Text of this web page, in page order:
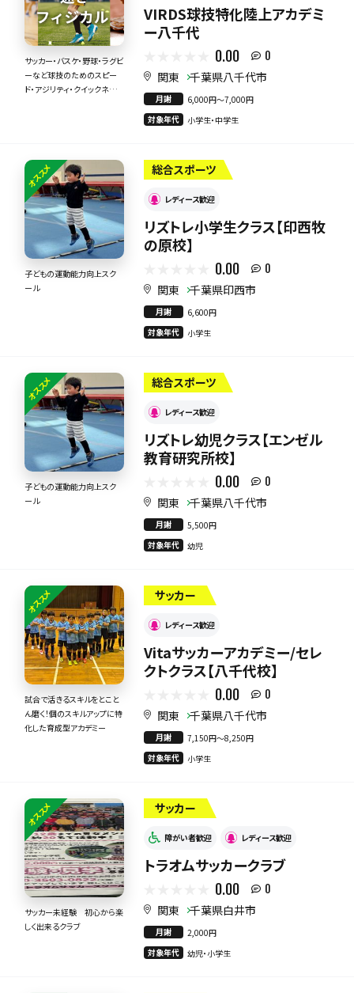
サッカー・バスケ・野球・ラグビ
ーなど球技のためのスピー
ド・アジリティ・クイックネス・
VIRDS球技特化陸上アカデミ
ー八千代
0.00 0
関東 千葉県八千代市
月謝
6,000円〜7,000円
対象年代
小学生・中学生
オススメ
子どもの運動能力向上スク
ール
総合スポーツ
レディース歓迎
リズトレ小学生クラス【印西牧
の原校】
0.00 0
関東 千葉県印西市
月謝
6,600円
対象年代
小学生
オススメ
子どもの運動能力向上スク
ール
総合スポーツ
レディース歓迎
リズトレ幼児クラス【エンゼル
教育研究所校】
0.00 0
関東 千葉県八千代市
月謝
5,500円
対象年代
幼児
オススメ
試合で活きるスキルをとこと
ん磨く！個のスキルアップに特
化した育成型アカデミー
サッカー
レディース歓迎
Vitaサッカーアカデミー/セレ
クトクラス【八千代校】
0.00 0
関東 千葉県八千代市
月謝
7,150円〜8,250円
対象年代
小学生
オススメ
サッカー未経験 初心から楽
しく出来るクラブ
サッカー
障がい者歓迎 レディース歓迎
トラオムサッカークラブ
0.00 0
関東 千葉県白井市
月謝
2,000円
対象年代
幼児・小学生